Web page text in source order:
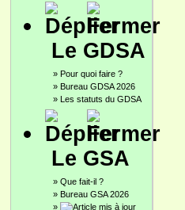
Le GDSA
» Pour quoi faire ?
» Bureau GDSA 2026
» Les statuts du GDSA
Le GSA
» Que fait-il ?
» Bureau GSA 2026
»